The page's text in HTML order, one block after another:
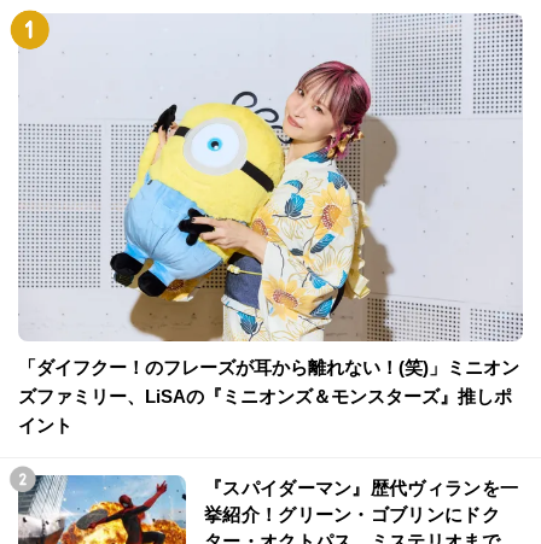
「ダイフクー！のフレーズが耳から離れない！(笑)」ミニオン
ズファミリー、LiSAの『ミニオンズ＆モンスターズ』推しポ
イント
『スパイダーマン』歴代ヴィランを一
挙紹介！グリーン・ゴブリンにドク